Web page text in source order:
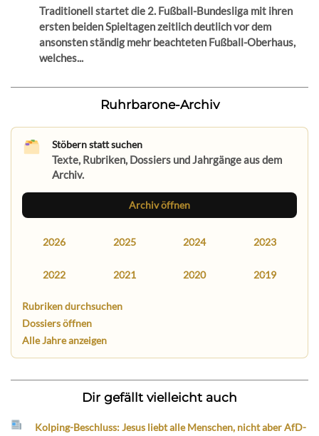
Traditionell startet die 2. Fußball-Bundesliga mit ihren
ersten beiden Spieltagen zeitlich deutlich vor dem
ansonsten ständig mehr beachteten Fußball-Oberhaus,
welches...
Ruhrbarone-Archiv
Stöbern statt suchen
Texte, Rubriken, Dossiers und Jahrgänge aus dem
Archiv.
Archiv öffnen
2026 2025 2024 2023
2022 2021 2020 2019
Rubriken durchsuchen
Dossiers öffnen
Alle Jahre anzeigen
Dir gefällt vielleicht auch
Kolping-Beschluss: Jesus liebt alle Menschen, nicht aber AfD-